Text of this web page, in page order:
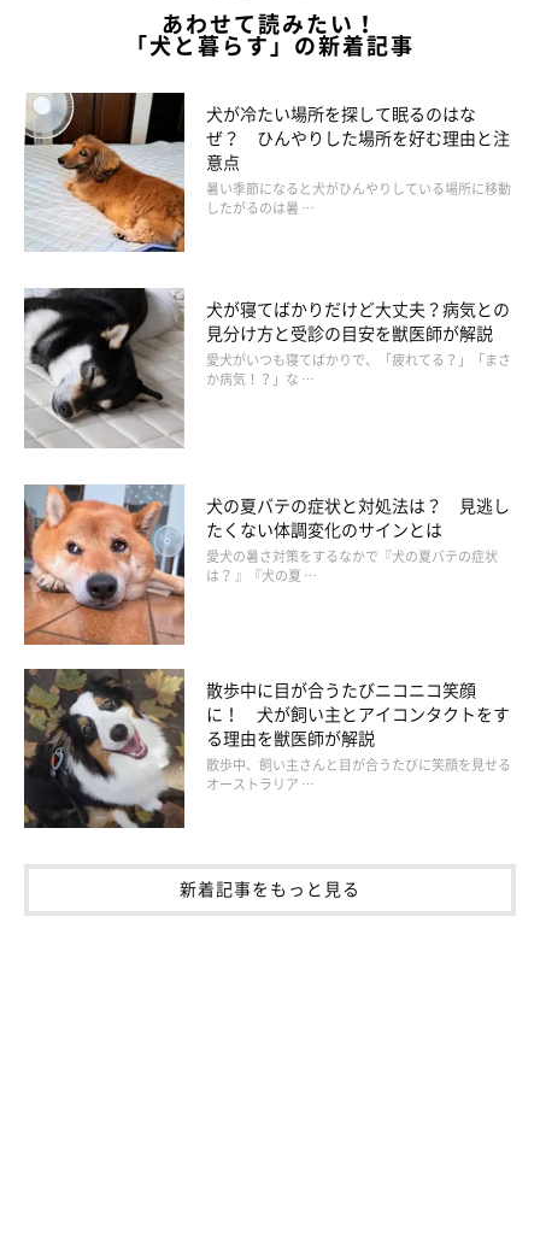
いぬのきもちねこのきもちの読者さん93名を対象に、飼っている
チワワの毛色についてアンケートをとったところ、もっとも多い
のは全体の20％を占めるブラック＆タンという結果になりまし
た。2番目がホワイト＆ブラック・タンで17％、そのあとがクリ
ーム11％、チョコレート＆タン10％となっており、複数あるチ
ワワの毛色のなかでも、特にタンカラーは人気が高いようです。
続いてブラック＆タンを飼っている飼い主さんに、他の毛色と比
やけや目の周りの汚れが目立たないといった回答が寄せられまし
た。お手入れのしやすさという点において、ブラック＆タンは他
の毛色よりも飼いやすいといえるのかもしれません。
あわせて読みたい！
「犬と暮らす」の新着記事
犬が冷たい場所を探して眠るのはな
ぜ？ ひんやりした場所を好む理由と注
意点
暑い季節になると犬がひんやりしている場所に移動
したがるのは暑 …
犬が寝てばかりだけど大丈夫？病気との
見分け方と受診の目安を獣医師が解説
愛犬がいつも寝てばかりで、「疲れてる？」「まさ
か病気！？」な …
犬の夏バテの症状と対処法は？ 見逃し
たくない体調変化のサインとは
愛犬の暑さ対策をするなかで『犬の夏バテの症状
は？ 』『犬の夏 …
散歩中に目が合うたびニコニコ笑顔
に！ 犬が飼い主とアイコンタクトをす
る理由を獣医師が解説
散歩中、飼い主さんと目が合うたびに笑顔を見せる
オーストラリア …
新着記事をもっと見る